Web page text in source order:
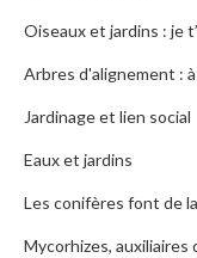
Oiseaux et jardins : je
Arbres d'alignement :
Jardinage et lien social
Eaux et jardins
Les conifères font de
Mycorhizes,